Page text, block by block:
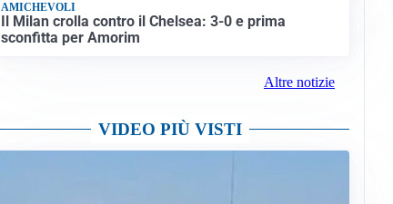
AMICHEVOLI
Il Milan crolla contro il Chelsea: 3-0 e prima
sconfitta per Amorim
Altre notizie
VIDEO PIÙ VISTI